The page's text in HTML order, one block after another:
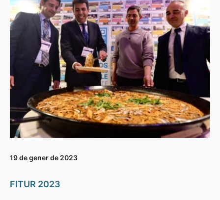
19 de gener de 2023
FITUR 2023